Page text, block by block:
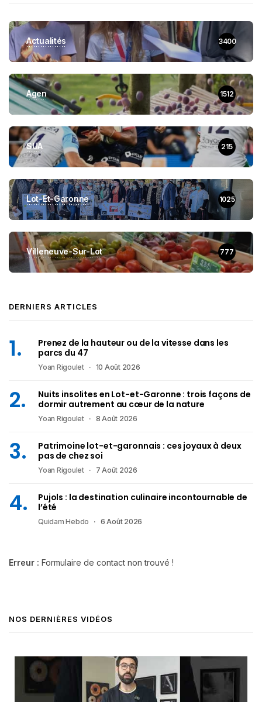
Actualités 3400
Agen 1512
SUA 215
Lot-Et-Garonne 1025
Villeneuve-Sur-Lot 777
DERNIERS ARTICLES
Prenez de la hauteur ou de la vitesse dans les
parcs du 47
Yoan Rigoulet 10 Août 2026
Nuits insolites en Lot-et-Garonne : trois façons de
dormir autrement au cœur de la nature
Yoan Rigoulet 8 Août 2026
Patrimoine lot-et-garonnais : ces joyaux à deux
pas de chez soi
Yoan Rigoulet 7 Août 2026
Pujols : la destination culinaire incontournable de
l’été
Quidam Hebdo 6 Août 2026
Erreur : Formulaire de contact non trouvé !
NOS DERNIÈRES VIDÉOS